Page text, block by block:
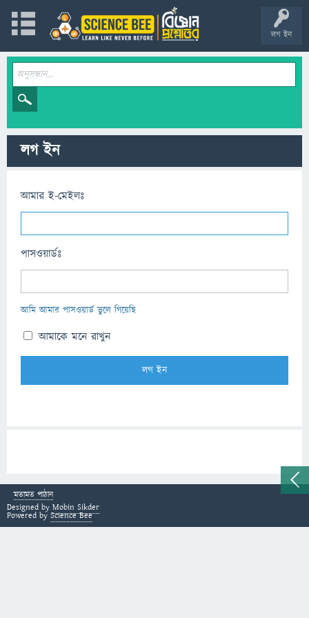
লগ ইন
লগ ইন
আমার ই-মেইলঃ
পাসওয়ার্ডঃ
আমি আমার পাসওয়ার্ড ভুলে গিয়েছি
আমাকে মনে রাখুন
মতামত পাঠান
Designed by Mobin Sikder
Powered by Science Bee